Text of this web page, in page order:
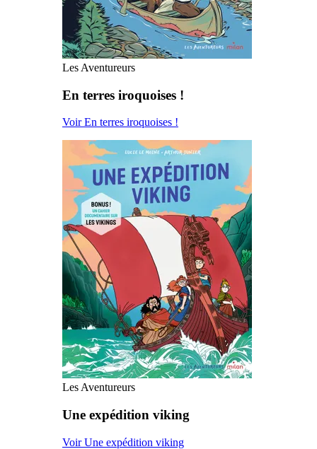
Les Aventureurs
En terres iroquoises !
Voir En terres iroquoises !
Les Aventureurs
Une expédition viking
Voir Une expédition viking